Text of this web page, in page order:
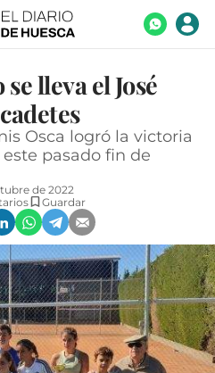
lleva el José
Osca logró la victoria
pasado fin de
de 2022
Guardar